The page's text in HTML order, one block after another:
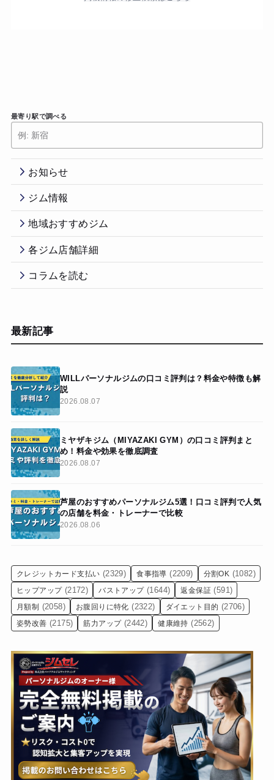
最寄り駅で調べる
お知らせ
ジム情報
地域おすすめジム
各ジム店舗詳細
コラムを読む
最新記事
WILLパーソナルジムの口コミ評判は？料金や特徴も解
説
2026.08.07
ミヤザキジム（MIYAZAKI GYM）の口コミ評判まと
め！料金や効果を徹底調査
2026.08.07
芦屋のおすすめパーソナルジム5選！口コミ評判で人気
の店舗を料金・トレーナーで比較
2026.08.06
クレジットカード支払い (2329) 食事指導 (2209) 分割OK (1082)
ヒップアップ (2172) バストアップ (1644) 返金保証 (591)
月額制 (2058) お腹回りに特化 (2322) ダイエット目的 (2706)
姿勢改善 (2175) 筋力アップ (2442) 健康維持 (2562)